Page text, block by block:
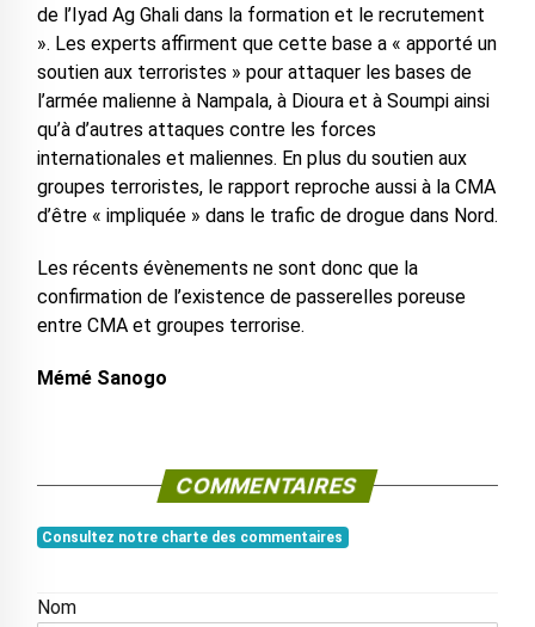
de l’Iyad Ag Ghali dans la formation et le recrutement
». Les experts affirment que cette base a « apporté un
soutien aux terroristes » pour attaquer les bases de
l’armée malienne à Nampala, à Dioura et à Soumpi ainsi
qu’à d’autres attaques contre les forces
internationales et maliennes. En plus du soutien aux
groupes terroristes, le rapport reproche aussi à la CMA
d’être « impliquée » dans le trafic de drogue dans Nord.
Les récents évènements ne sont donc que la
confirmation de l’existence de passerelles poreuse
entre CMA et groupes terrorise.
Mémé Sanogo
COMMENTAIRES
Consultez notre charte des commentaires
Nom